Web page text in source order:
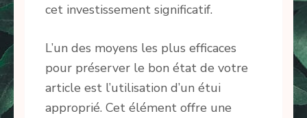
cet investissement significatif.
L’un des moyens les plus efficaces
pour préserver le bon état de votre
article est l’utilisation d’un étui
approprié. Cet élément offre une